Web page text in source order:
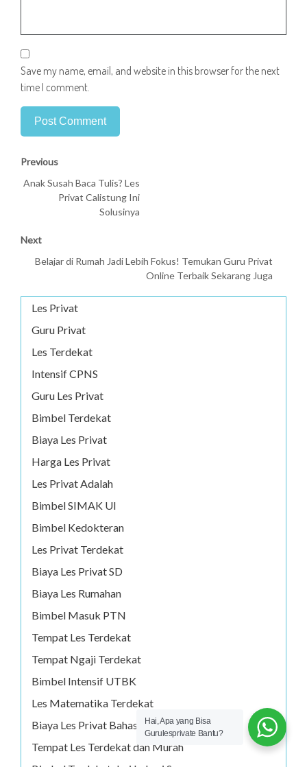
Save my name, email, and website in this browser for the next
time I comment.
Previous
Anak Susah Baca Tulis? Les
Privat Calistung Ini
Solusinya
Next
Belajar di Rumah Jadi Lebih Fokus! Temukan Guru Privat
Online Terbaik Sekarang Juga
Les Privat
Guru Privat
Les Terdekat
Intensif CPNS
Guru Les Privat
Bimbel Terdekat
Biaya Les Privat
Harga Les Privat
Les Privat Adalah
Bimbel SIMAK UI
Bimbel Kedokteran
Les Privat Terdekat
Biaya Les Privat SD
Biaya Les Rumahan
Bimbel Masuk PTN
Tempat Les Terdekat
Tempat Ngaji Terdekat
Bimbel Intensif UTBK
Les Matematika Terdekat
Biaya Les Privat Bahasa Inggris
Tempat Les Terdekat dan Murah
Hai, Apa yang Bisa
Gurulesprivate Bantu?